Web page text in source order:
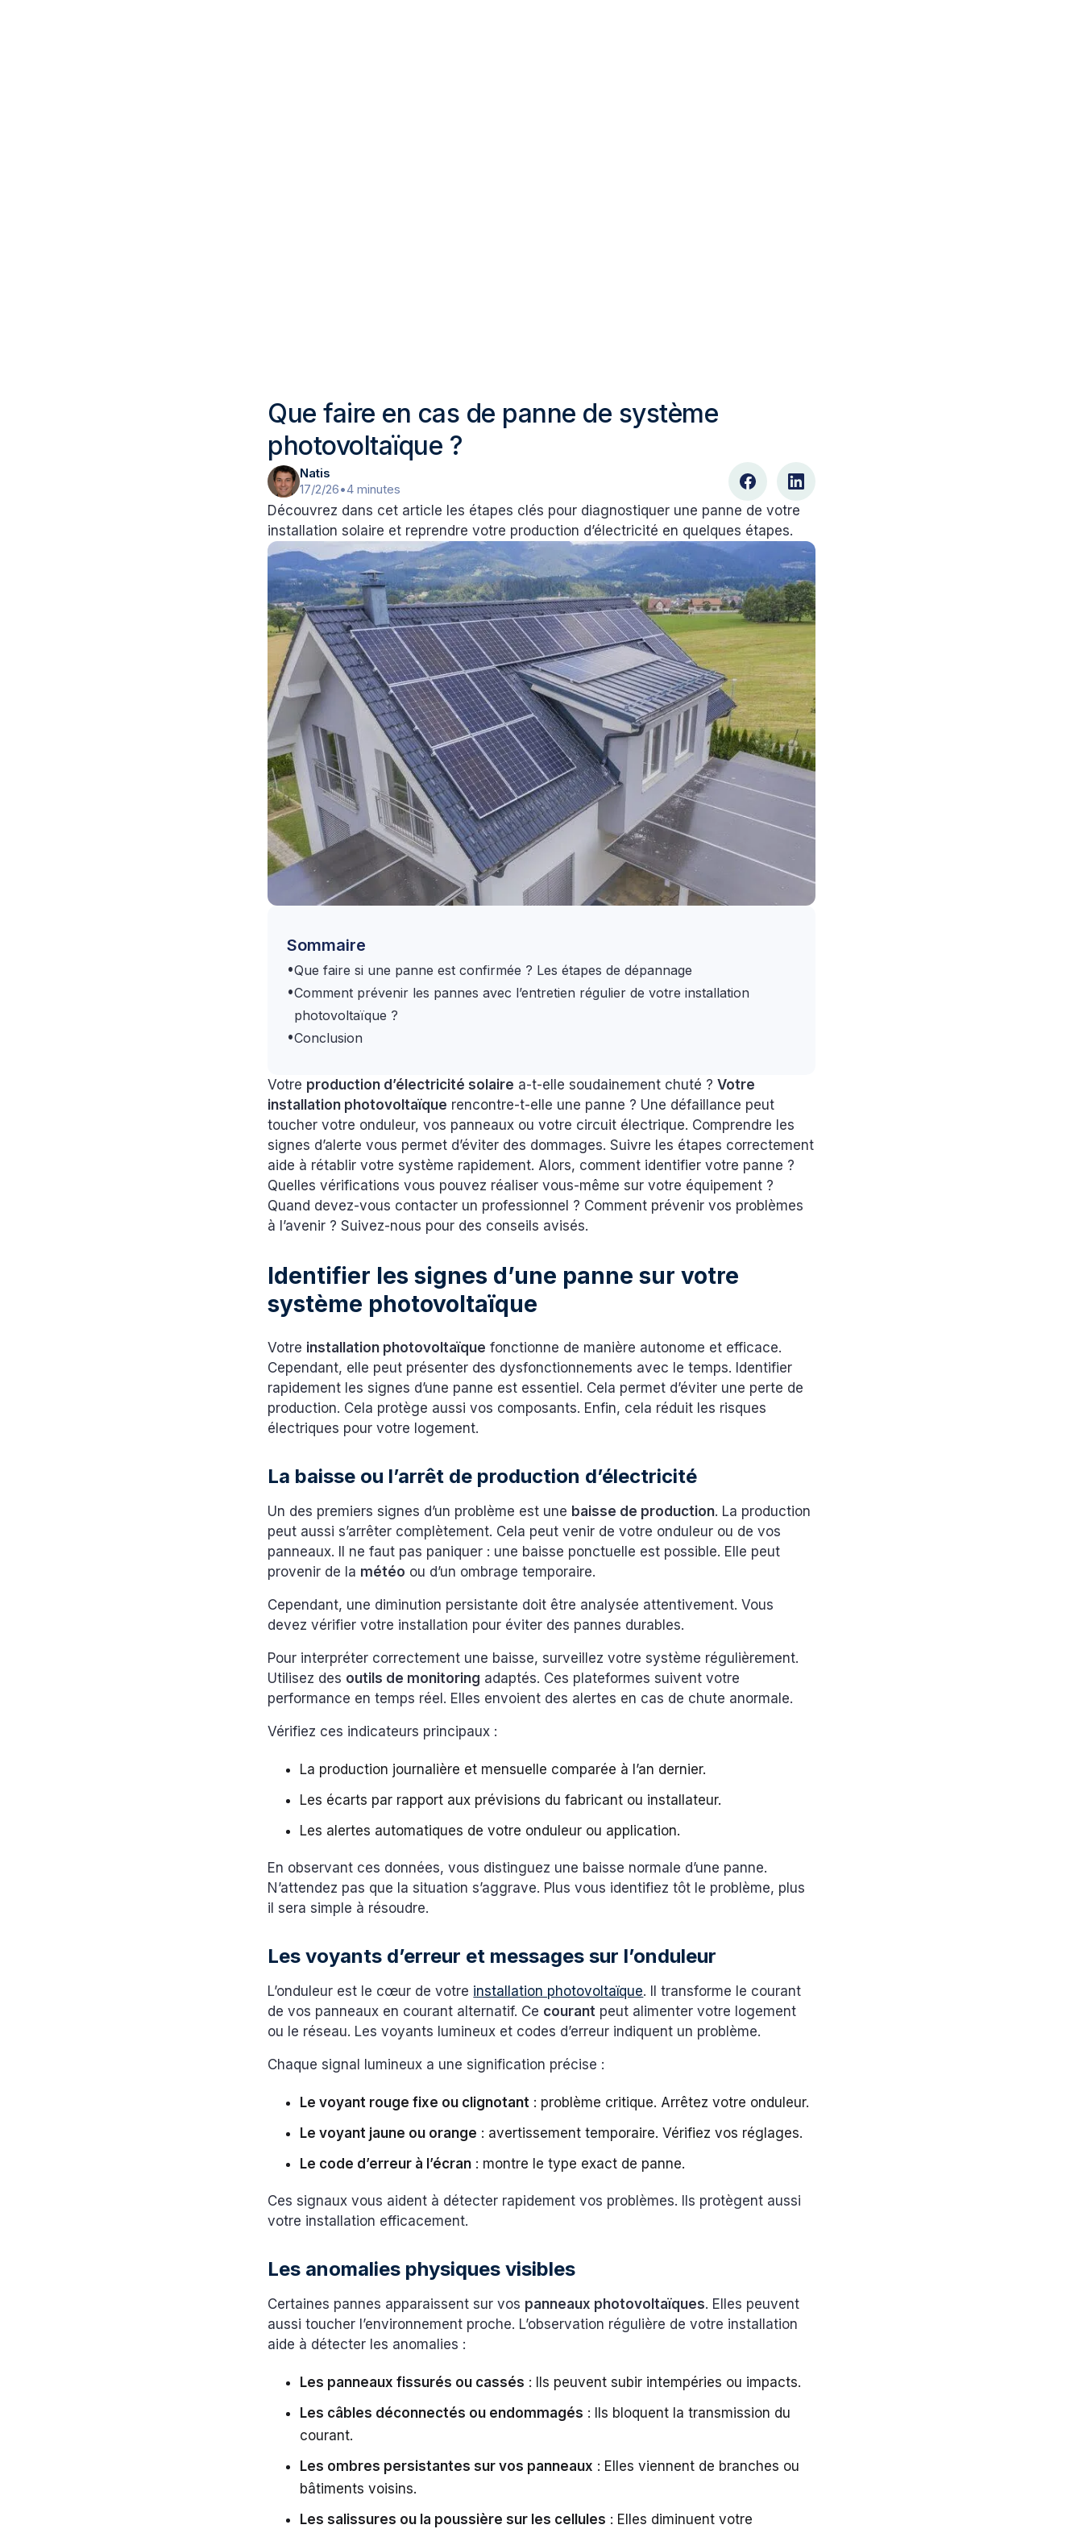
Que faire en cas de panne de système
photovoltaïque ?
Natis
17/2/26•4 minutes
Découvrez dans cet article les étapes clés pour diagnostiquer une panne de votre
installation solaire et reprendre votre production d’électricité en quelques étapes.
Sommaire
•Que faire si une panne est confirmée ? Les étapes de dépannage
•Comment prévenir les pannes avec l’entretien régulier de votre installation
photovoltaïque ?
•Conclusion
Votre production d’électricité solaire a-t-elle soudainement chuté ?Votre
installation photovoltaïque rencontre-t-elle une panne ? Une défaillance peut
toucher votre onduleur, vos panneaux ou votre circuit électrique. Comprendre les
signes d’alerte vous permet d’éviter des dommages. Suivre les étapes correctement
aide à rétablir votre système rapidement. Alors, comment identifier votre panne ?
Quelles vérifications vous pouvez réaliser vous-même sur votre équipement ?
Quand devez-vous contacter un professionnel ? Comment prévenir vos problèmes
à l’avenir ? Suivez-nous pour des conseils avisés.
Identifier les signes d’une panne sur votre
système photovoltaïque
Votre installation photovoltaïque fonctionne de manière autonome et efficace.
Cependant, elle peut présenter des dysfonctionnements avec le temps. Identifier
rapidement les signes d’une panne est essentiel. Cela permet d’éviter une perte de
production. Cela protège aussi vos composants. Enfin, cela réduit les risques
électriques pour votre logement.
La baisse ou l’arrêt de production d’électricité
Un des premiers signes d’un problème est une baisse de production. La production
peut aussi s’arrêter complètement. Cela peut venir de votre onduleur ou de vos
panneaux. Il ne faut pas paniquer : une baisse ponctuelle est possible. Elle peut
provenir de la météo ou d’un ombrage temporaire.
Cependant, une diminution persistante doit être analysée attentivement. Vous
devez vérifier votre installation pour éviter des pannes durables.
Pour interpréter correctement une baisse, surveillez votre système régulièrement.
Utilisez des outils de monitoring adaptés. Ces plateformes suivent votre
performance en temps réel. Elles envoient des alertes en cas de chute anormale.
Vérifiez ces indicateurs principaux :
La production journalière et mensuelle comparée à l’an dernier.
Les écarts par rapport aux prévisions du fabricant ou installateur.
Les alertes automatiques de votre onduleur ou application.
En observant ces données, vous distinguez une baisse normale d’une panne.
N’attendez pas que la situation s’aggrave. Plus vous identifiez tôt le problème, plus
il sera simple à résoudre.
Les voyants d’erreur et messages sur l’onduleur
L’onduleur est le cœur de votre installation photovoltaïque. Il transforme le courant
de vos panneaux en courant alternatif. Ce courant peut alimenter votre logement
ou le réseau. Les voyants lumineux et codes d’erreur indiquent un problème.
Chaque signal lumineux a une signification précise :
Le voyant rouge fixe ou clignotant : problème critique. Arrêtez votre onduleur.
Le voyant jaune ou orange : avertissement temporaire. Vérifiez vos réglages.
Le code d’erreur à l’écran : montre le type exact de panne.
Ces signaux vous aident à détecter rapidement vos problèmes. Ils protègent aussi
votre installation efficacement.
Les anomalies physiques visibles
Certaines pannes apparaissent sur vos panneaux photovoltaïques. Elles peuvent
aussi toucher l’environnement proche. L’observation régulière de votre installation
aide à détecter les anomalies :
Les panneaux fissurés ou cassés : Ils peuvent subir intempéries ou impacts.
Les câbles déconnectés ou endommagés : Ils bloquent la transmission du
courant.
Les ombres persistantes sur vos panneaux : Elles viennent de branches ou
bâtiments voisins.
Les salissures ou la poussière sur les cellules : Elles diminuent votre